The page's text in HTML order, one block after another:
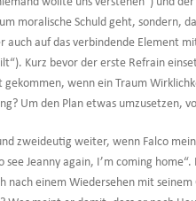
moralische Schuld geht, sondern,
auf das verbindende Element
Kurz bevor der erste Refrain
gekommen, wenn ein Traum
Um den Plan etwas umzusetzen,
zweideutig weiter, wenn Falco
Jeanny again, I’m coming
nach einem Wiedersehen mit